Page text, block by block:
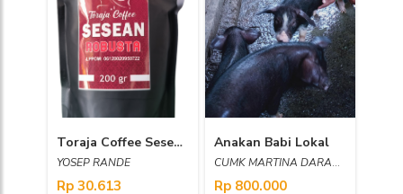
Toraja Coffee Sesean Robusta
YOSEP RANDE
Rp 30.613
Anakan Babi Lokal
CUMK MARTINA DARANDANG
Rp 800.000